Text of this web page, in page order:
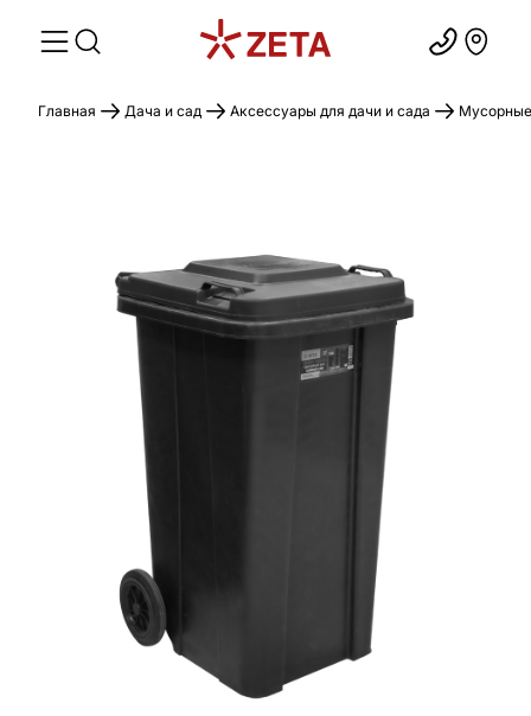
Главная Дача и сад Аксессуары для дачи и сада